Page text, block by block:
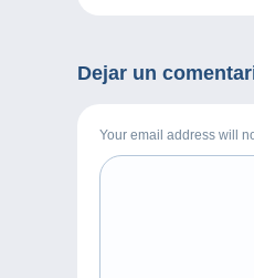
Dejar un
Your email address will